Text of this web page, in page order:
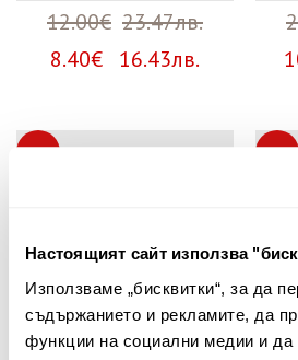
Настоящият сайт използва
Използваме „бисквитки“, за да
съдържанието и рекламите, да
функции на социални медии и да
12.00€ 23.47лв.
8.40€ 16.43лв.
30% 30%